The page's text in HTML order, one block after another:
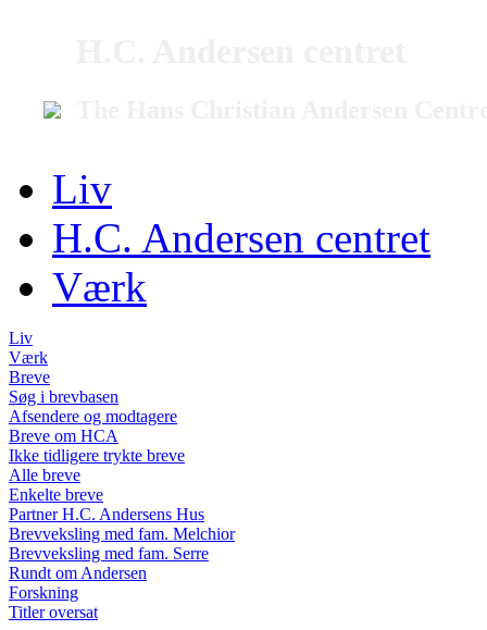
Liv
H.C. Andersen centret
Værk
Liv
Værk
Breve
Søg i brevbasen
Afsendere og modtagere
Breve om HCA
Ikke tidligere trykte breve
Alle breve
Enkelte breve
Partner H.C. Andersens Hus
Brevveksling med fam. Melchior
Brevveksling med fam. Serre
Rundt om Andersen
Forskning
Titler oversat